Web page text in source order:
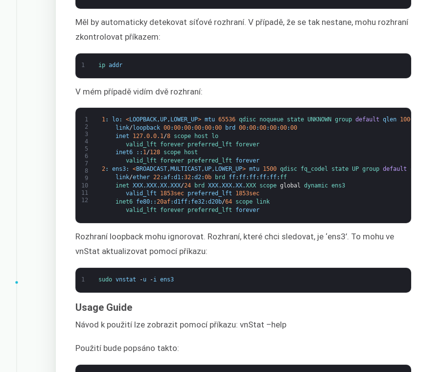
Měl by automaticky detekovat síťové rozhraní. V případě, že se tak nestane, mohu rozhraní
zkontrolovat příkazem:
1 ip addr
V mém případě vidím dvě rozhraní:
1
2
3
4
5
6
7
8
9
10
11
12
1: lo: <LOOPBACK,UP, LOWER_UP> mtu 65536 qdisc noqueue state UNKNOWN group default qlen 1000
link/ loopback 00:00:00:00:00:00 brd 00:00:00:00:00:00
inet
127.0.0.1 /8 scope host lo
valid_lft forever preferred_lft forever
inet6
: : 1/128 scope
host
valid_lft forever preferred_lft forever
2: ens3: <BROADCAST, MULTICAST,UP, LOWER_UP> mtu 1500 qdisc fq_codel state UP group default qlen
link/ether 22 :af:d1 :32 :d2 :0b brd ff: ff: ff: ff: ff: ff
inet XXX.XXX.XX.XXX/24 brd XXX.XXX.XX.XXX scope global dynamic ens3
valid_lft
1853sec preferred_lft
1853sec
inet6 fe80: :20af:d1ff: fe32:d20b/64 scope
link
valid_lft forever preferred_lft forever
Rozhraní loopback mohu ignorovat. Rozhraní, které chci sledovat, je ‘ens3’. To mohu ve
vnStat aktualizovat pomocí příkazu:
1 sudo vnstat -u -i ens3
Usage Guide
Návod k použití lze zobrazit pomocí příkazu: vnStat –help
Použití bude popsáno takto: